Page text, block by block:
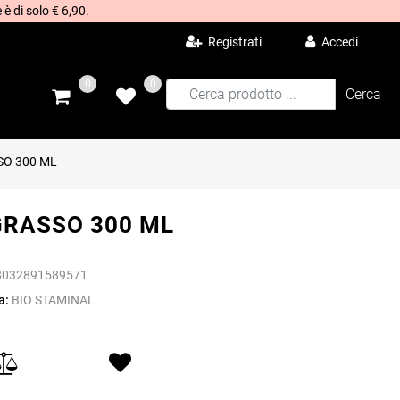
di solo € 6,90.
Registrati Accedi
0 0
300 ML
300 ML
BIO STAMINAL